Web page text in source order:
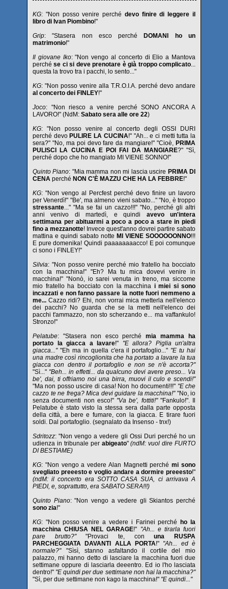
KG: "Non posso venire perché devo finire di leggere il
libro di Ivan Piombino!"
Grip: "Stasera non esco perchéDOMANI ho un
matrimonio!"
Il giovane Iko: "Non vengo al concerto di Elio a Mantova
perchése ci si deve prenotare è già troppo complicato
questa la trovo tra i pacchi, lo sento..."
KG: "Non posso venire alla T.R.O.I.A. perché devo andare
al concerto dei FINLEY!"
Joco: "Non riesco a venire perché SONO ANCORA A
LAVORO!" (NdM: Sabato sera alle ore 22)
KG: "Non posso venire al concerto degli OSSI DURI
perché devoPULIRE LA CUCINA!" "Ah... e ci metti tutta la
sera?" "No, ma poi devo fare da mangiare!" "Cioè, PRIMA
PULISCI LA CUCINA E POI FAI DA MANGIARE?" "Sì,
perché dopo che ho mangiato MI VIENE SONNO!"
Quinto Piano: "Mia mamma non mi lascia uscire PRIMA DI
CENA perché NON C'È MAZZU CHE HA LA FEBBRE!"
KG: "Non vengo al Percfest perché devo finire un lavoro
per Venerdì!" "Be', ma almeno vieni sabato..." "No, è troppo
stressante ..." "Ma se fai un cazzo!!!" "No, perché gli altri
anni venivo di martedì, e quindi avevo un'intera
settimana per abituarmi a poco a poco a stare in piedi
fino a mezzanotte! Invece quest'anno dovrei partire sabato
mattina e quindi sabato notte MI VIENE SOOOOOONNO!!!
E pure domenika! Quindi paaaaaaaacco! E poi comunque
ci sono i FINLEY!"
Silvia: "Non posso venire perché mio fratello ha bocciato
con la macchina!" "Eh? Ma tu mica dovevi venire in
macchina!" "Nonò, io sarei venuta in treno, ma siccome
mio fratello ha bocciato con la macchina i miei si sono
incazzati e non fanno passare la notte fuori nemmeno a
me... Cazzo ridi? Ehi, non vorrai mica metterla nell'elenco
dei pacchi? No guarda che se la metti nell'elenco dei
pacchi t'ammazzo, non sto scherzando e... ma vaffankulo!
Stronzo!"
Pelatube: "Stasera non esco perchémia mamma ha
portato la giacca a lavare!"
"E allora? Piglia un'altra
giacca...""Eh ma in quella c'era il portafoglio..." "E tu hai
una madre così rincoglionita che ha portato a lavare la tua
giacca con dentro il portafoglio e non se n'è accorta?"
"Sì..." "Beh... in effetti... da qualcuno devi avere preso... Va
be', dai, ti offriamo noi una birra, muovi il culo e scendi!"
"Ma non posso uscire di casa! Non ho documenti!!!" "E che
cazzo te ne frega? Mica devi guidare la macchina!""No, io
senza documenti non esco!" "Va be', fottiti!""Fankulo!". Il
Pelatube è stato visto la stessa sera dalla parte opposta
della città, a bere e fumare, con la giacca. E tirare fuori
soldi. Dal portafoglio. (segnalato da Insenso - tnx!)
Sdritozz: "Non vengo a vedere gli Ossi Duri perché ho un
udienza in tribunale per abigeato"(ndM: vuol dire FURTO
DI BESTIAME)
KG: "Non vengo a vedere Alan Magnetti perchémi sono
svegliato preeesto e voglio andare a dormire preeesto!"
(ndM: il concerto era SOTTO CASA SUA, ci arrivava A
PIEDI, e, soprattutto, era SABATO SERA!!!)
Quinto Piano: "Non vengo a vedere gli Skiantos perché
sono zia!"
KG: "Non posso venire a vedere i Farinei perchého la
macchina CHIUSA NEL GARAGE!" "Ah... e tirarla fuori
pare brutto?""Provaci te, conuna RUSPA
PARCHEGGIATA DAVANTI ALLA PORTA!" "Ah... ed è
normale?""Sìsì, stanno asfaltando il cortile del mio
palazzo, mi hanno detto di lasciare la macchina fuori due
settimane oppure di lasciarla deeentro. Ed io l'ho lasciata
dentro!" "E quindi per due settimane non hai la macchina?"
"Sì, per due settimane non kago la macchina!" "E quindi..."